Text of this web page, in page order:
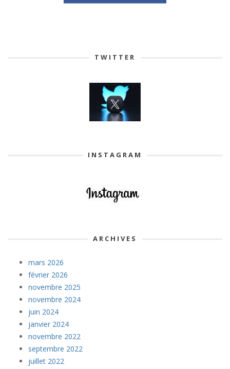
TWITTER
INSTAGRAM
ARCHIVES
mars 2026
février 2026
novembre 2025
novembre 2024
juin 2024
janvier 2024
novembre 2022
septembre 2022
juillet 2022